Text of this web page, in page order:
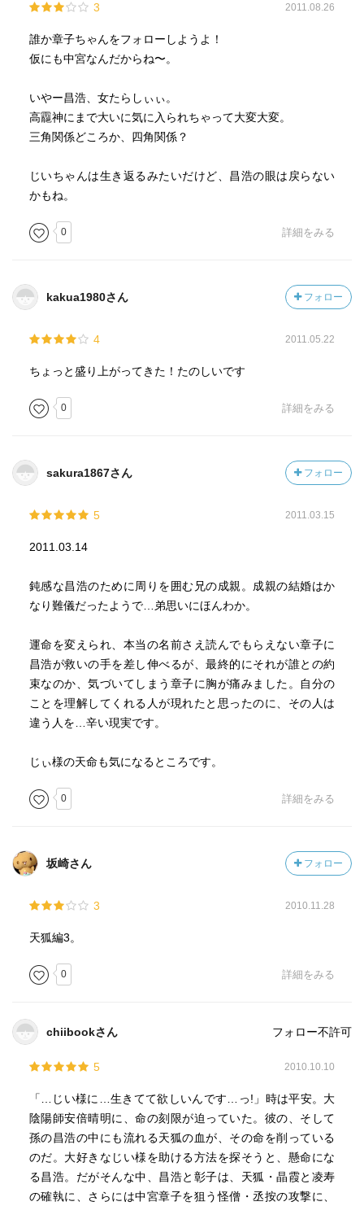
3 2011.08.26
誰か章子ちゃんをフォローしようよ！
仮にも中宮なんだからね〜。
いやー昌浩、女たらしぃぃ。
高龗神にまで大いに気に入られちゃって大変大変。
三角関係どころか、四角関係？
じいちゃんは生き返るみたいだけど、昌浩の眼は戻らない
かもね。
0 詳細をみる
kakua1980さん フォロー
4 2011.05.22
ちょっと盛り上がってきた！たのしいです
0 詳細をみる
sakura1867さん フォロー
5 2011.03.15
2011.03.14
鈍感な昌浩のために周りを囲む兄の成親。成親の結婚はか
なり難儀だったようで…弟思いにほんわか。
運命を変えられ、本当の名前さえ読んでもらえない章子に
昌浩が救いの手を差し伸べるが、最終的にそれが誰との約
束なのか、気づいてしまう章子に胸が痛みました。自分の
ことを理解してくれる人が現れたと思ったのに、その人は
違う人を…辛い現実です。
じぃ様の天命も気になるところです。
0 詳細をみる
坂崎さん フォロー
3 2010.11.28
天狐編3。
0 詳細をみる
chiibookさん フォロー不許可
5 2010.10.10
「…じい様に…生きてて欲しいんです…っ!」時は平安。大
陰陽師安倍晴明に、命の刻限が迫っていた。彼の、そして
孫の昌浩の中にも流れる天狐の血が、その命を削っている
のだ。大好きなじい様を助ける方法を探そうと、懸命にな
る昌浩。だがそんな中、昌浩と彰子は、天狐・晶霞と凌寿
の確執に、さらには中宮章子を狙う怪僧・丞按の攻撃に、